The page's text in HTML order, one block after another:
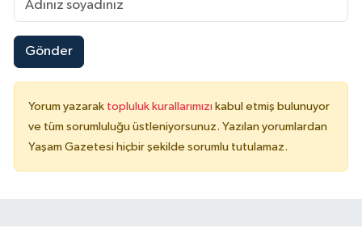
Gönder
Yorum yazarak topluluk kurallarımızı kabul etmiş bulunuyor
ve tüm sorumluluğu üstleniyorsunuz. Yazılan yorumlardan
Yaşam Gazetesi hiçbir şekilde sorumlu tutulamaz.